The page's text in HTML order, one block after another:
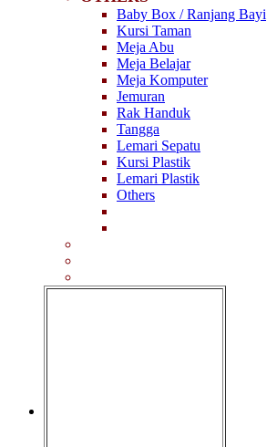
Baby Box / Ranjang Bayi
Kursi Taman
Meja Abu
Meja Belajar
Meja Komputer
Jemuran
Rak Handuk
Tangga
Lemari Sepatu
Kursi Plastik
Lemari Plastik
Others